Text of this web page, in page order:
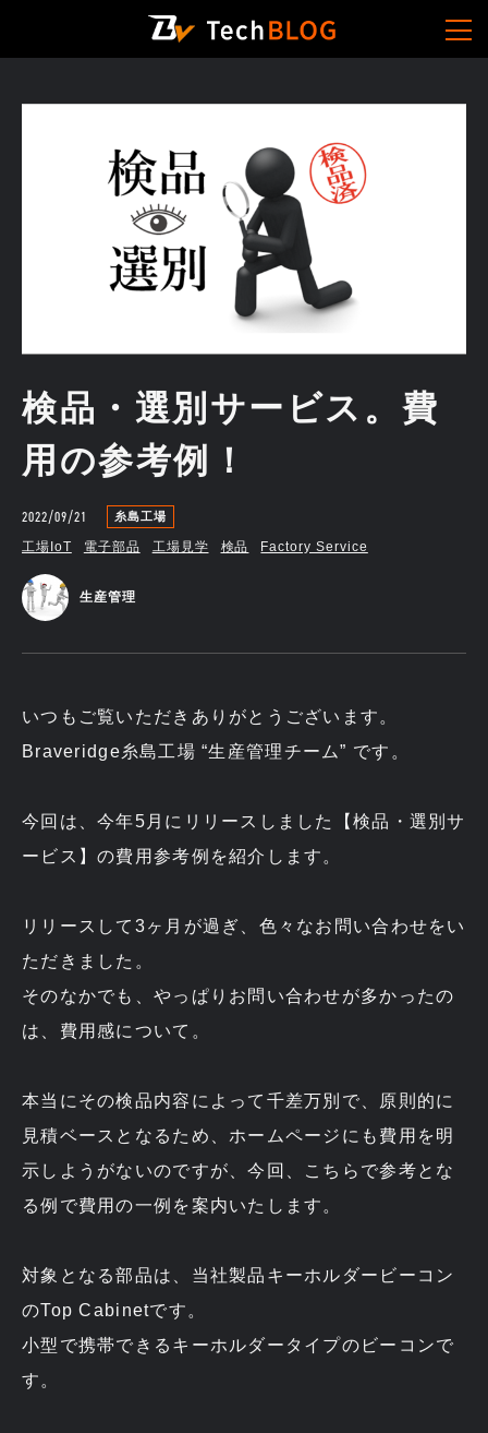
検品・選別サービス。費
用の参考例！
2022/09/21 糸島工場
工場IoT 電子部品 工場見学 検品 Factory Service
生産管理
いつもご覧いただきありがとうございます。
Braveridge糸島工場 “生産管理チーム” です。
今回は、今年5月にリリースしました【検品・選別サ
ービス】の費用参考例を紹介します。
リリースして3ヶ月が過ぎ、色々なお問い合わせをい
ただきました。
そのなかでも、やっぱりお問い合わせが多かったの
は、費用感について。
本当にその検品内容によって千差万別で、原則的に
見積ベースとなるため、ホームページにも費用を明
示しようがないのですが、今回、こちらで参考とな
る例で費用の一例を案内いたします。
対象となる部品は、当社製品キーホルダービーコン
のTop Cabinetです。
小型で携帯できるキーホルダータイプのビーコンで
す。